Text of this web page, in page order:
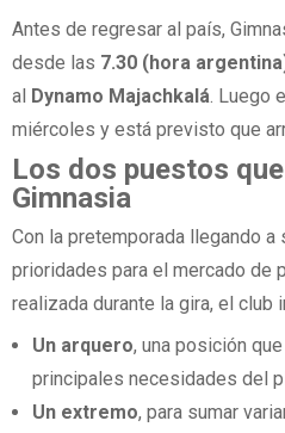
Antes de regresar al país,
desde las 7.30 (hora
al Dynamo Majachkalá . Luego
miércoles y está previsto que
Los dos puestos
Gimnasia
Con la pretemporada llegando
prioridades para el mercado de
realizada durante la gira, el club
Un arquero, una posición
principales necesidades del
Un extremo, para sumar